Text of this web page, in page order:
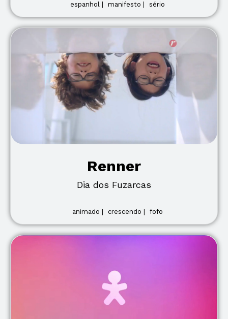
espanhol | manifesto | sério
Renner
Dia dos Fuzarcas
animado | crescendo | fofo